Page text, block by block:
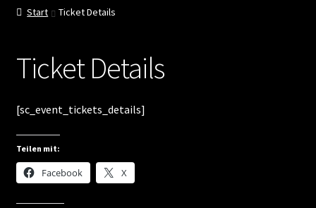
Shop
My account
Kontakt
Start Ticket Details
Ticket Details
[sc_event_tickets_details]
Teilen mit:
Facebook X